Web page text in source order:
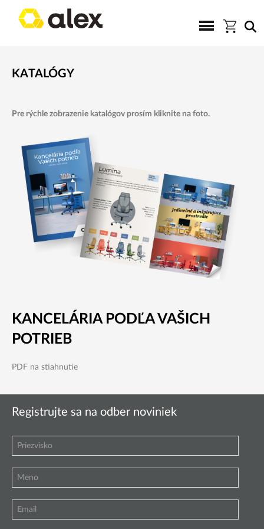
KATALÓGY
Pre rýchle zobrazenie katalógov prosím kliknite na foto.
KANCELÁRIA PODĽA VAŠICH
POTRIEB
PDF na stiahnutie
Registrujte sa na odber noviniek